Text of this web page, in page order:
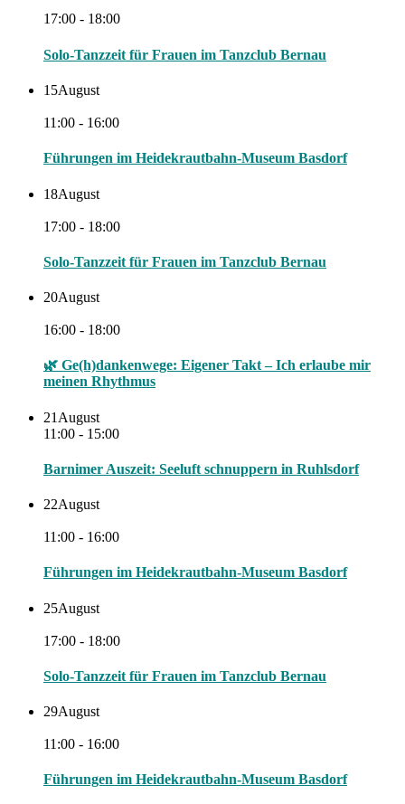
17:00 - 18:00
Solo-Tanzzeit für Frauen im Tanzclub Bernau
15August
11:00 - 16:00
Führungen im Heidekrautbahn-Museum Basdorf
18August
17:00 - 18:00
Solo-Tanzzeit für Frauen im Tanzclub Bernau
20August
16:00 - 18:00
🌿 Ge(h)dankenwege: Eigener Takt – Ich erlaube mir
meinen Rhythmus
21 August
11:00 - 15:00
Barnimer Auszeit: Seeluft schnuppern in Ruhlsdorf
22August
11:00 - 16:00
Führungen im Heidekrautbahn-Museum Basdorf
25August
17:00 - 18:00
Solo-Tanzzeit für Frauen im Tanzclub Bernau
29August
11:00 - 16:00
Führungen im Heidekrautbahn-Museum Basdorf